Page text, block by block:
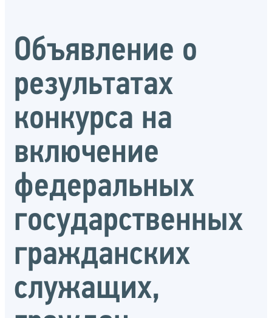
Объявление о
результатах
конкурса на
включение
федеральных
государственных
гражданских
служащих,